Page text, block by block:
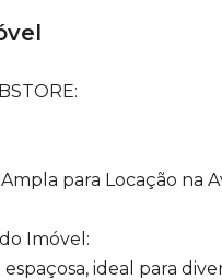
para Locação na
Imóvel:
ideal para